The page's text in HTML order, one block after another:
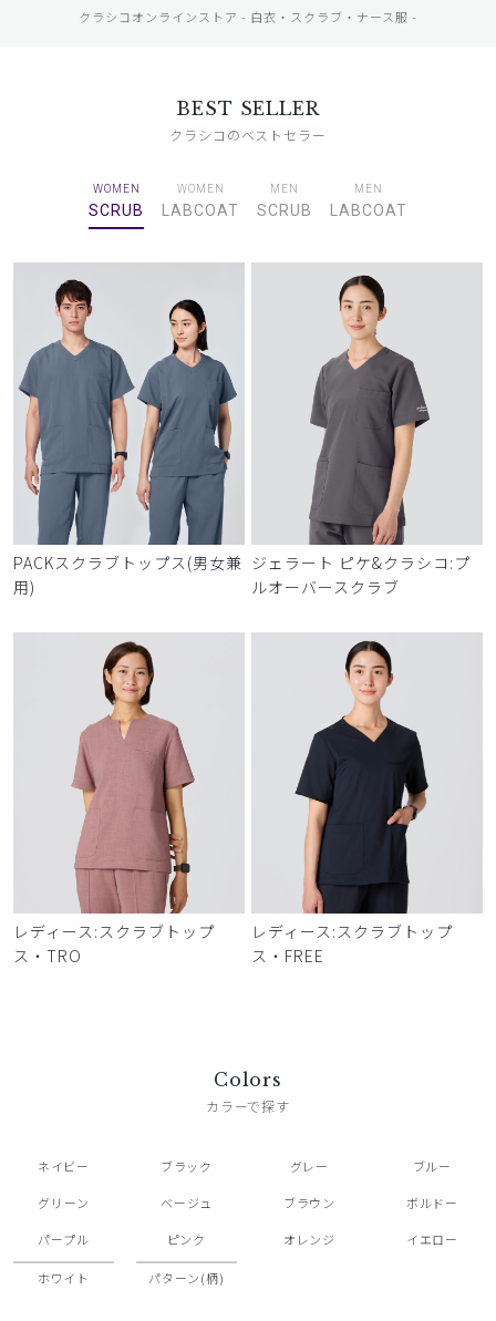
クラシコオンラインストア - 白衣・スクラブ・ナース服 -
BEST SELLER
クラシコのベストセラー
WOMEN
SCRUB
WOMEN
LABCOAT
MEN
SCRUB
MEN
LABCOAT
PACKスクラブトップス(男女兼
用)
ジェラート ピケ&クラシコ:プ
ルオーバースクラブ
レディース:スクラブトップ
ス・TRO
レディース:スクラブトップ
ス・FREE
Colors
カラーで探す
ネイビー ブラック グレー ブルー
グリーン ベージュ ブラウン ボルドー
パープル ピンク オレンジ イエロー
ホワイト パターン(柄)